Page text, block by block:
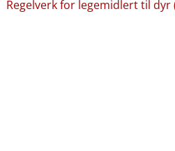
Regelverk for legemidlert til